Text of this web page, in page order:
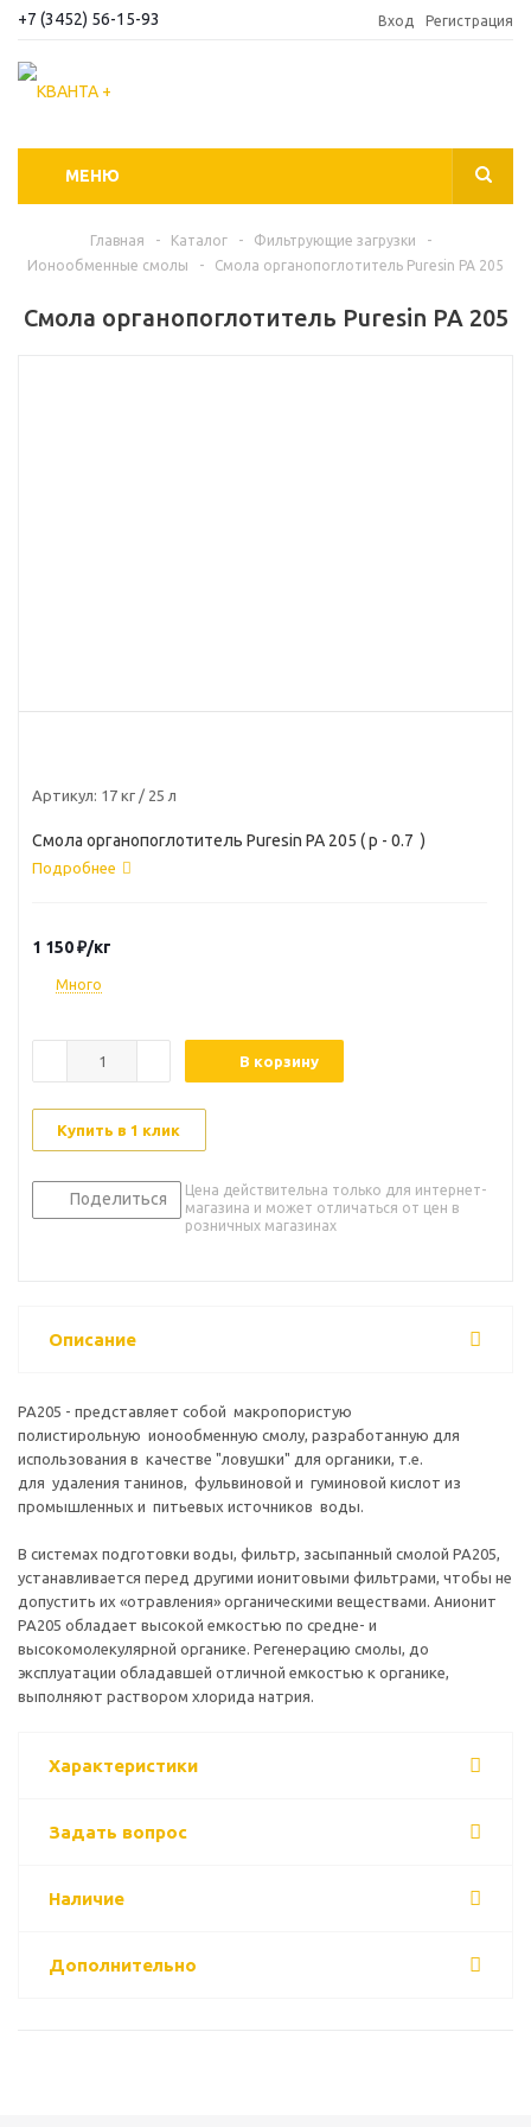
+7 (3452) 56-15-93 Вход Регистрация
МЕНЮ
Главная - Каталог - Фильтрующие загрузки
-
Ионообменные смолы
- Смола органопоглотитель Puresin PA 205
Смола органопоглотитель Puresin PA 205
Артикул: 17 кг / 25 л
Смола органопоглотитель Puresin PA 205 ( р - 0.7 )
Подробнее
1 150₽/кг
Много
В корзину
Купить в 1 клик
Поделиться
Цена действительна только для интернет-
магазина и может отличаться от цен в
розничных магазинах
Описание
РА205 - представляет собой макропористую
полистирольную ионообменную смолу, разработанную для
использования в качестве "ловушки" для органики, т.е.
для удаления танинов, фульвиновой и гуминовой кислот из
промышленных и питьевых источников воды.
В системах подготовки воды, фильтр, засыпанный смолой РА205,
устанавливается перед другими ионитовыми фильтрами, чтобы не
допустить их «отравления» органическими веществами. Анионит
РА205 обладает высокой емкостью по средне- и
высокомолекулярной органике. Регенерацию смолы, до
эксплуатации обладавшей отличной емкостью к органике,
выполняют раствором хлорида натрия.
Характеристики
Задать вопрос
Наличие
Дополнительно